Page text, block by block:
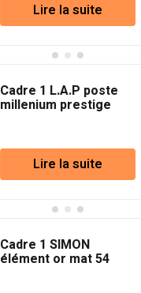
Lire la suite
Cadre 1 L.A.P poste
millenium prestige
Lire la suite
Cadre 1 SIMON
élément or mat 54